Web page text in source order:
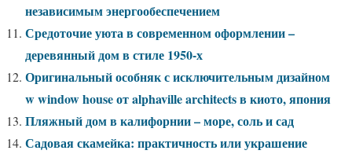
независимым энергообеспечением
Средоточие уюта в современном оформлении –
деревянный дом в стиле 1950-х
Оригинальный особняк с исключительным дизайном
w window house от alphaville architects в киото, япония
Пляжный дом в калифорнии – море, соль и сад
Садовая скамейка: практичность или украшение